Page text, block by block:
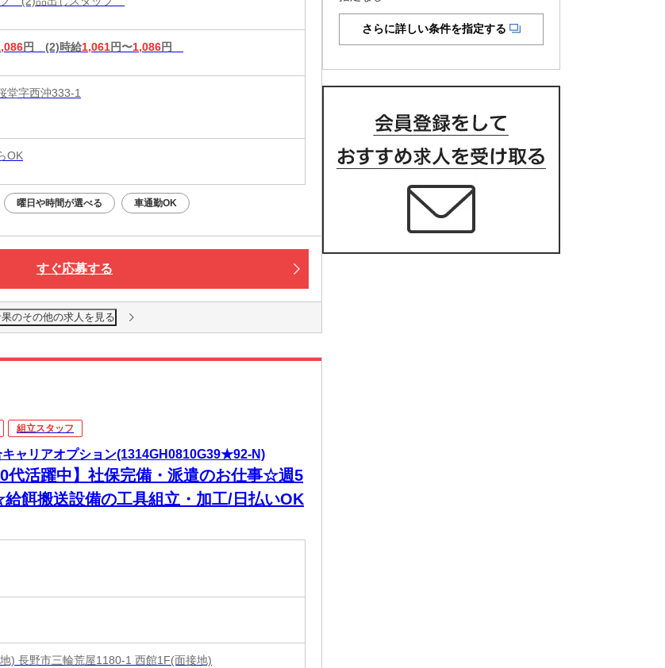
円 (2)時給1,061円〜1,086円
堂字西沖333-1
OK
曜日や時間が選べる 車通勤OK
すぐ応募する
のその他の求人を見る
組立スタッフ
ャリアオプション(1314GH0810G39★92-N)
代活躍中】社保完備・派遣のお仕事☆週5
餌搬送設備の工具組立・加工/日払いOK
) 長野市三輪荒屋1180-1 西館1F(面接地)
さらに詳しい条件を指定する